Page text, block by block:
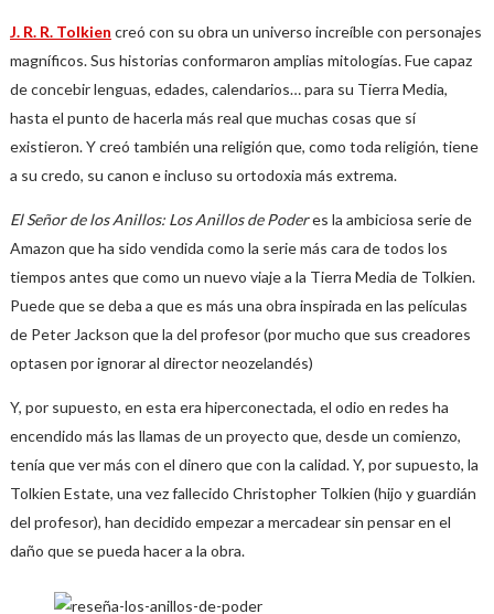
J. R. R. Tolkien creó con su obra un universo increíble con personajes
magníficos. Sus historias conformaron amplias mitologías. Fue capaz
de concebir lenguas, edades, calendarios… para su Tierra Media,
hasta el punto de hacerla más real que muchas cosas que sí
existieron. Y creó también una religión que, como toda religión, tiene
a su credo, su canon e incluso su ortodoxia más extrema.
El Señor de los Anillos: Los Anillos de Poderes la ambiciosa serie de
Amazon que ha sido vendida como la serie más cara de todos los
tiempos antes que como un nuevo viaje a la Tierra Media de Tolkien.
Puede que se deba a que es más una obra inspirada en las películas
de Peter Jackson que la del profesor (por mucho que sus creadores
optasen por ignorar al director neozelandés)
Y, por supuesto, en esta era hiperconectada, el odio en redes ha
encendido más las llamas de un proyecto que, desde un comienzo,
tenía que ver más con el dinero que con la calidad. Y, por supuesto, la
Tolkien Estate, una vez fallecido Christopher Tolkien (hijo y guardián
del profesor), han decidido empezar a mercadear sin pensar en el
daño que se pueda hacer a la obra.